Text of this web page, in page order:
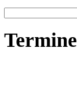
Termine